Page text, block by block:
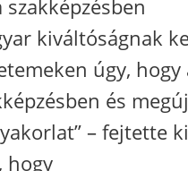
kiváltóságnak
úgy, hogy
és
– fejtette
hogy